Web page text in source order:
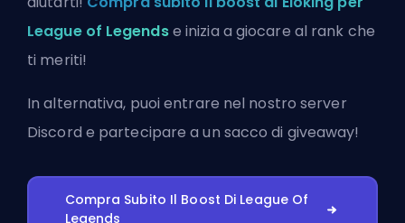
League of Legendse inizia a giocare al rank che
ti meriti!
In alternativa, puoientrare nel nostro server
Discord e partecipare a un sacco di giveaway!
Compra Subito Il Boost Di League Of
Legends